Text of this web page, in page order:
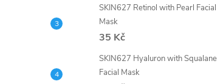
SKIN627 Retinol with Pearl Facial
Mask
35 Kč
SKIN627 Hyaluron with Squalane
Facial Mask